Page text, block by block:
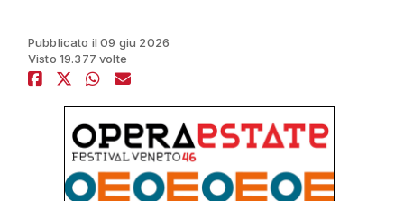
Pubblicato il 09 giu 2026
Visto 19.377 volte